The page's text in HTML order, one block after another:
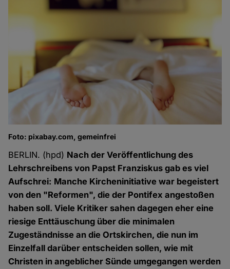
Foto: pixabay.com, gemeinfrei
BERLIN. (hpd) Nach der Veröffentlichung des
Lehrschreibens von Papst Franziskus gab es viel
Aufschrei: Manche Kircheninitiative war begeistert
von den "Reformen", die der Pontifex angestoßen
haben soll. Viele Kritiker sahen dagegen eher eine
riesige Enttäuschung über die minimalen
Zugeständnisse an die Ortskirchen, die nun im
Einzelfall darüber entscheiden sollen, wie mit
Christen in angeblicher Sünde umgegangen werden